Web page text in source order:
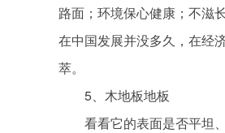
路面；环境保心健康；不滋
在中国发展并没多久，在经
萃。
5、木地板地板
看看它的表面是否平坦、